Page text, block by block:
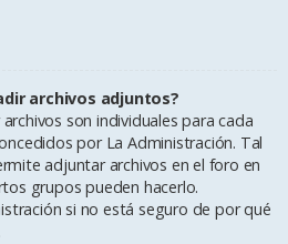
archivos adjuntos?
son individuales para cada
por La Administración. Tal
adjuntar archivos en el foro en
grupos pueden hacerlo.
si no está seguro de por qué